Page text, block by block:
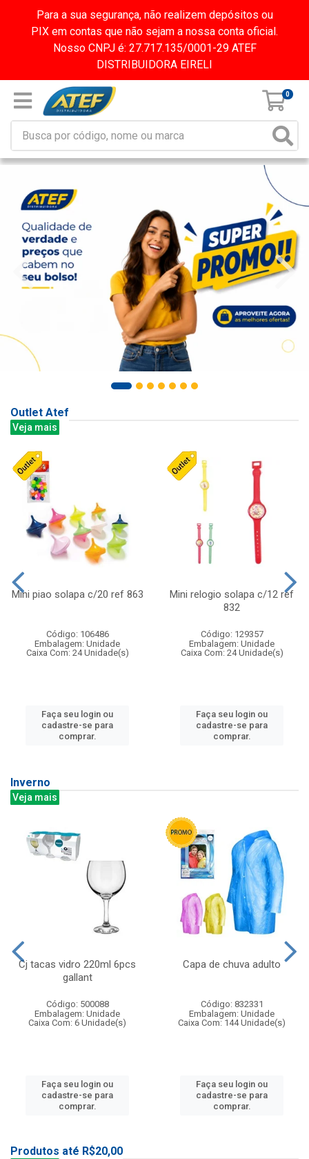
Para a sua segurança, não realizem depósitos ou
PIX em contas que não sejam a nossa conta oficial.
Nosso CNPJ é: 27.717.135/0001-29 ATEF
DISTRIBUIDORA EIRELI
0
Outlet Atef
Veja mais
Mini piao solapa c/20 ref 863
Código: 106486
Embalagem: Unidade
Caixa Com: 24 Unidade(s)
Faça seu login ou
cadastre-se para
comprar.
Mini relogio solapa c/12 ref
832
Código: 129357
Embalagem: Unidade
Caixa Com: 24 Unidade(s)
Faça seu login ou
cadastre-se para
comprar.
Inverno
Veja mais
Cj tacas vidro 220ml 6pcs
gallant
Código: 500088
Embalagem: Unidade
Caixa Com: 6 Unidade(s)
Faça seu login ou
cadastre-se para
comprar.
Capa de chuva adulto
Código: 832331
Embalagem: Unidade
Caixa Com: 144 Unidade(s)
Faça seu login ou
cadastre-se para
comprar.
Produtos até R$20,00